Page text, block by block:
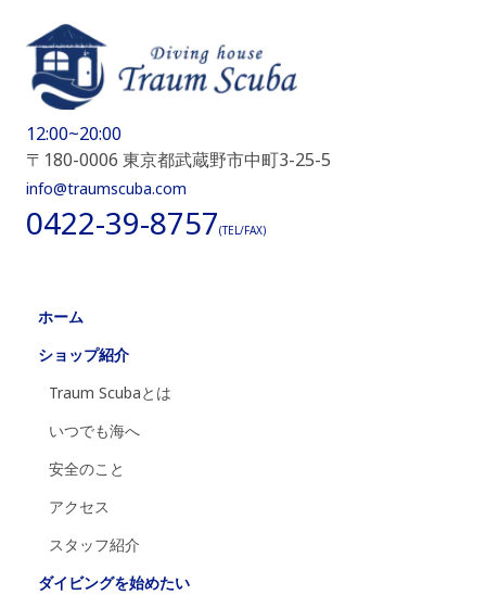
12:00~20:00
〒180-0006 東京都武蔵野市中町3-25-5
info@traumscuba.com
0422-39-8757(TEL/FAX)
ホーム
ショップ紹介
Traum Scubaとは
いつでも海へ
安全のこと
アクセス
スタッフ紹介
ダイビングを始めたい